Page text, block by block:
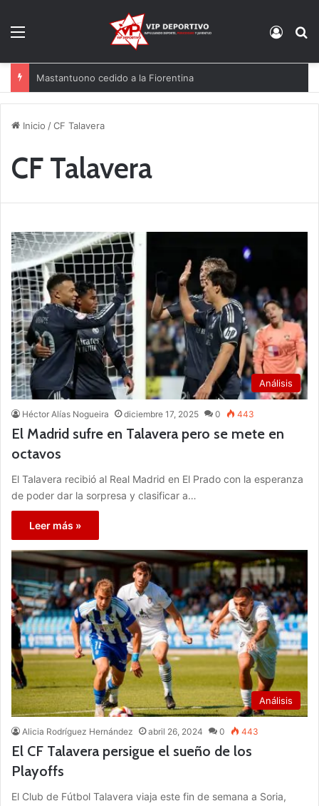
El Racing mueve ficha por Agirrezabala
Inicio /CF Talavera
CF Talavera
Análisis
Héctor Alías Nogueira diciembre 17, 2025 0 443
El Madrid sufre en Talavera pero se mete en
octavos
El Talavera recibió al Real Madrid en El Prado con la esperanza
de poder dar la sorpresa y clasificar a…
Leer más »
Análisis
Alicia Rodríguez Hernández abril 26, 2024 0 443
El CF Talavera persigue el sueño de los
Playoffs
El Club de Fútbol Talavera viaja este fin de semana a Soria,